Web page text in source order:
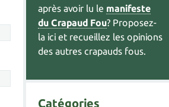
après avoir lu le manifeste
du Crapaud Fou? Proposez-
la ici et recueillez les opinions
des autres crapauds fous.
Catégories